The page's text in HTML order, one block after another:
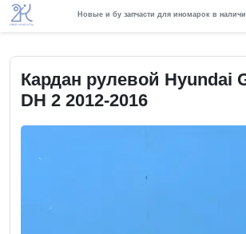
Новые и бу запчасти для иномарок в
Кардан рулевой Hyundai
DH 2 2012-2016